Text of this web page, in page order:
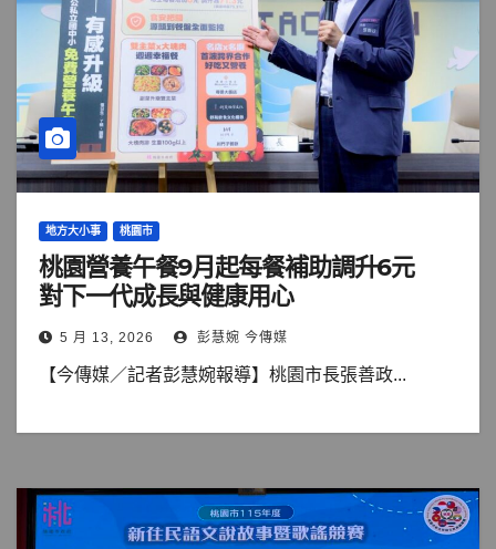
地方大小事 桃園市
桃園營養午餐9月起每餐補助調升6元
對下一代成長與健康用心
5 月 13, 2026 彭慧婉 今傳媒
【今傳媒／記者彭慧婉報導】桃園市長張善政...